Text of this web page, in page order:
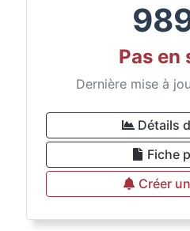
Pas en
Dernière mise à
Détails
Fiche
Créer